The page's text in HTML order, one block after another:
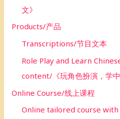
文》
Products/产品
Transcriptions/节目文本
Role Play and Learn
content/《玩角色扮演，学
Online Course/线上课程
Online tailored course